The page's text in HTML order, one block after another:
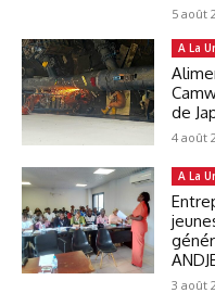
5 août
A La
de
4 août
A La
3 août